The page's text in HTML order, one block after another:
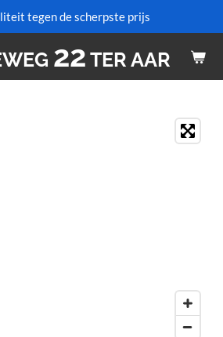
22 TER AAR
tegen de scherpste prijs